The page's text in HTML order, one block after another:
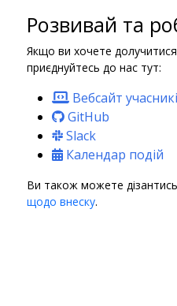
Розвивай та
Якщо ви хочете
приєднуйтесь до нас тут:
Вебсайт
GitHub
Slack
Календар подій
Ви також можете
щодо внеску.